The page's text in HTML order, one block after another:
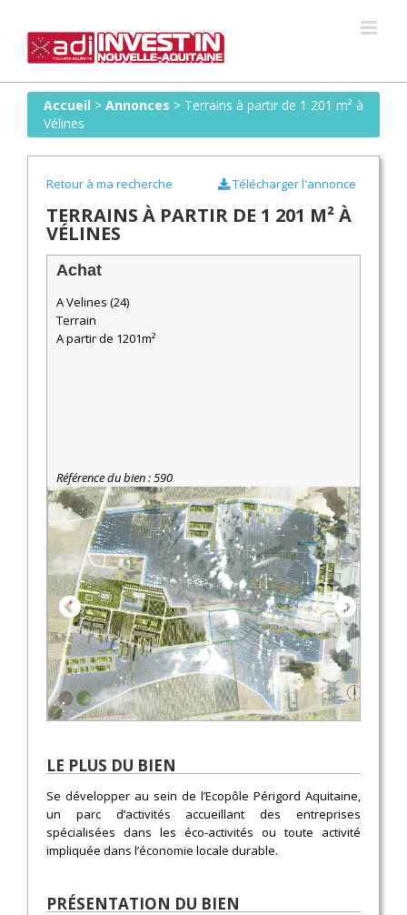
content
Accueil > Annonces > Terrains à partir de 1 201 m² à
Vélines
Retour à ma recherche
TERRAINS À PARTIR DE 1 201 M² À
VÉLINES
Télécharger l'annonce
Achat
A Velines (24)
Terrain
A partir de 1201m²
Référence du bien : 590
LE PLUS DU BIEN
Se développer au sein de l’Ecopôle Périgord Aquitaine,
un parc d’activités accueillant des entreprises
spécialisées dans les éco-activités ou toute activité
impliquée dans l’économie locale durable.
PRÉSENTATION DU BIEN